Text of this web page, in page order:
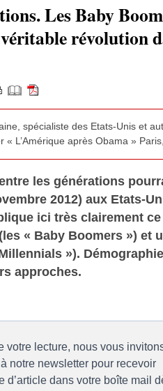
Les Baby
révolution
spécialiste des Etats-Unis et
L’Amérique après Obama »
les générations
2012) aux Etats-
ici très clairement
« Baby Boomers ») et
»).
approches.